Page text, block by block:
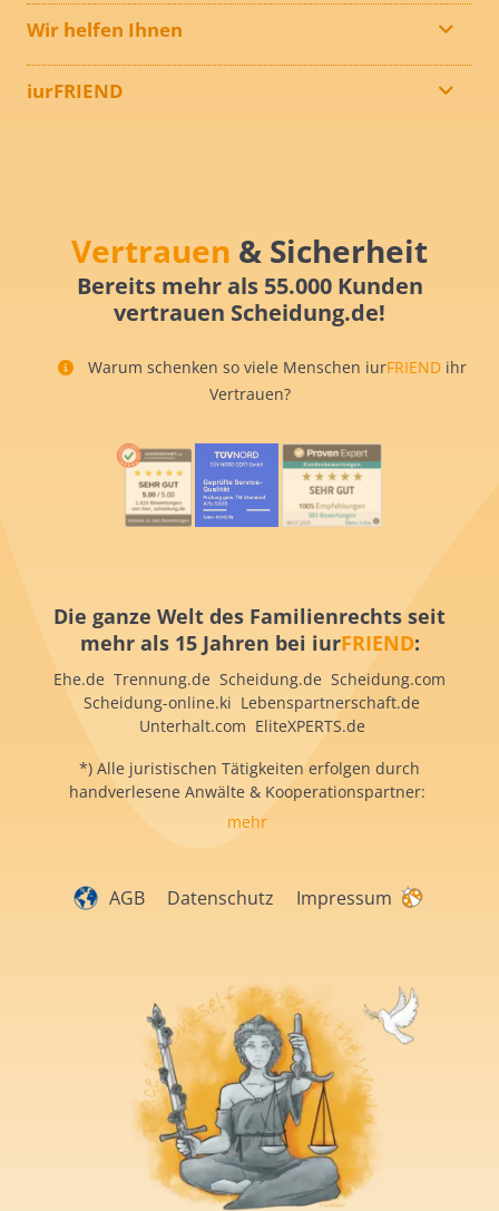
Wir helfen Ihnen
iurFRIEND
Vertrauen & Sicherheit
Bereits mehr als 55.000 Kunden
vertrauen Scheidung.de!
Warum schenken so viele Menschen iurFRIEND ihr
Vertrauen?
Die ganze Welt des Familienrechts seit
mehr als 15 Jahren bei iurFRIEND:
Ehe.de Trennung.de Scheidung.de Scheidung.com
Scheidung-online.ki Lebenspartnerschaft.de
Unterhalt.com EliteXPERTS.de
*) Alle juristischen Tätigkeiten erfolgen durch
handverlesene Anwälte & Kooperationspartner:
mehr
AGB Datenschutz Impressum